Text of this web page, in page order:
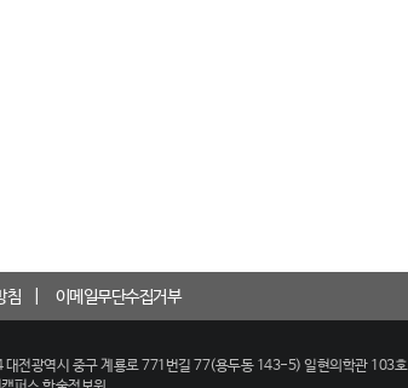
침 이메일무단수집거부
대전광역시 중구 계룡로 771번길 77(용두동 143-5) 일현의학관 103호